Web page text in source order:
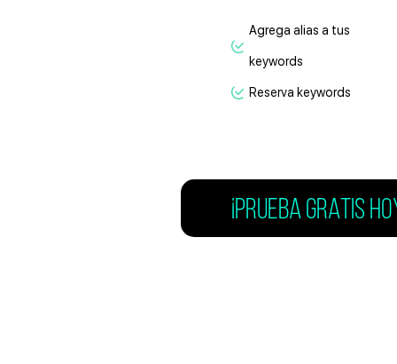
Agrega alias a tus
keywords
Reserva keywords
¡PRUEBA GRATIS